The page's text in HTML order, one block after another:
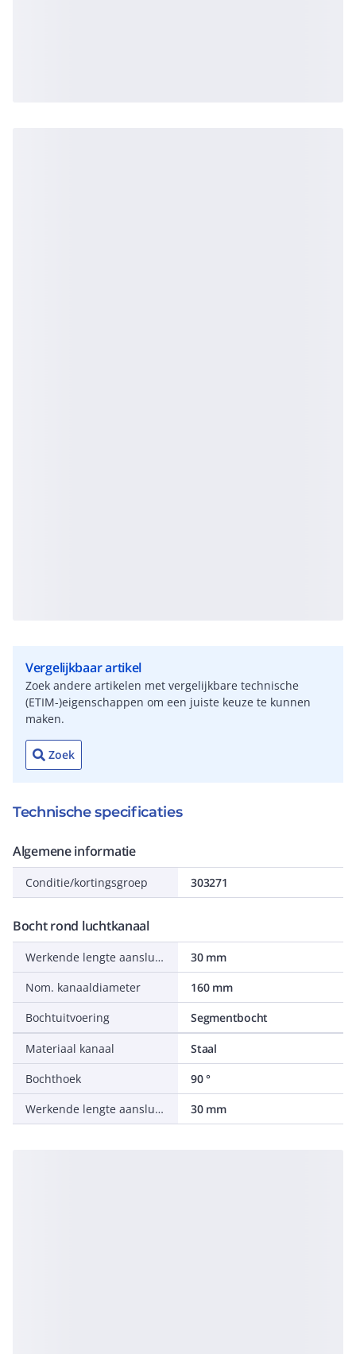
Vergelijkbaar artikel
Zoek andere artikelen met vergelijkbare technische
(ETIM-)eigenschappen om een juiste keuze te kunnen
maken.
Zoek
Technische specificaties
Algemene informatie
Conditie/kortingsgroep 303271
Bocht rond luchtkanaal
Werkende lengte aansluiting 2
30 mm
Nom. kanaaldiameter
160 mm
Bochtuitvoering
Segmentbocht
Materiaal kanaal
Staal
Bochthoek
90 °
Werkende lengte aansluiting 1
30 mm